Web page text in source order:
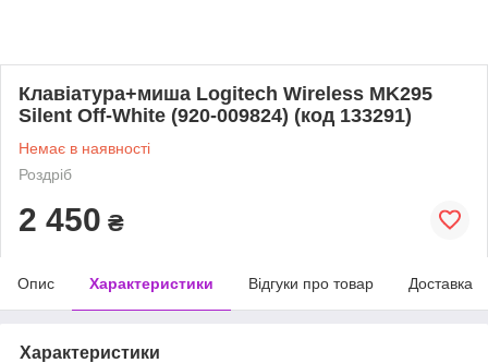
Клавіатура+миша Logitech Wireless MK295
Silent Off-White (920-009824) (код 133291)
Немає в наявності
Роздріб
2 450 ₴
Опис Характеристики Відгуки про товар Доставка
Характеристики